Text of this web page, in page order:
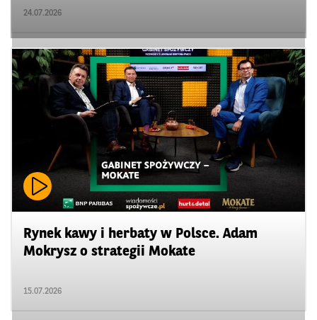
24.07.2026
Rynek kawy i herbaty w Polsce. Adam
Mokrysz o strategii Mokate
15.07.2026